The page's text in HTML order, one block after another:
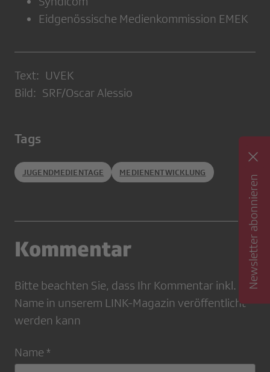
Eidgenössische Medienkommission EMEK
Text: UVEK
Bild: SRF/Oscar Alessio
Tags
JUGENDMEDIENTAGE MEDIENENTWICKLUNG
Kommentar
Bitte beachten Sie, dass Ihr Kommentar inkl.
Name in unserem LINK-Magazin veröffentlicht
werden kann
Name *
Newsletter abonnieren